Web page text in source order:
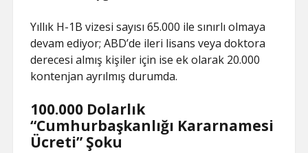
Yıllık H-1B vizesi sayısı 65.000 ile sınırlı olmaya
devam ediyor; ABD’de ileri lisans veya doktora
derecesi almış kişiler için ise ek olarak 20.000
kontenjan ayrılmış durumda.
100.000 Dolarlık
“Cumhurbaşkanlığı Kararnamesi
Ücreti” Şoku